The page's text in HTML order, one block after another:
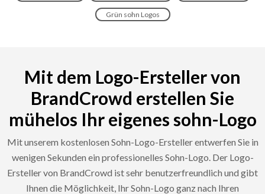
Grün sohn Logos
Mit dem Logo-Ersteller von
BrandCrowd erstellen Sie
mühelos Ihr eigenes sohn-Logo
Mit unserem kostenlosen Sohn-Logo-Ersteller entwerfen Sie in
wenigen Sekunden ein professionelles Sohn-Logo. Der Logo-
Ersteller von BrandCrowd ist sehr benutzerfreundlich und gibt
Ihnen die Möglichkeit, Ihr Sohn-Logo ganz nach Ihren